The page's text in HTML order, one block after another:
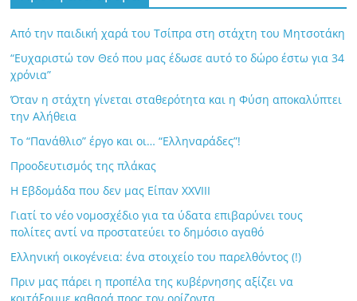
Από την παιδική χαρά του Τσίπρα στη στάχτη του Μητσοτάκη
“Ευχαριστώ τον Θεό που μας έδωσε αυτό το δώρο έστω για 34
χρόνια”
Όταν η στάχτη γίνεται σταθερότητα και η Φύση αποκαλύπτει
την Αλήθεια
Το “Πανάθλιο” έργο και οι… “Ελληναράδες”!
Προοδευτισμός της πλάκας
Η Εβδομάδα που δεν μας Είπαν XXVIII
Γιατί το νέο νομοσχέδιο για τα ύδατα επιβαρύνει τους
πολίτες αντί να προστατεύει το δημόσιο αγαθό
Ελληνική οικογένεια: ένα στοιχείο του παρελθόντος (!)
Πριν μας πάρει η προπέλα της κυβέρνησης αξίζει να